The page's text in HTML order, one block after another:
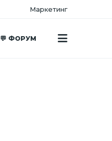
Маркетинг
💬 ФОРУМ